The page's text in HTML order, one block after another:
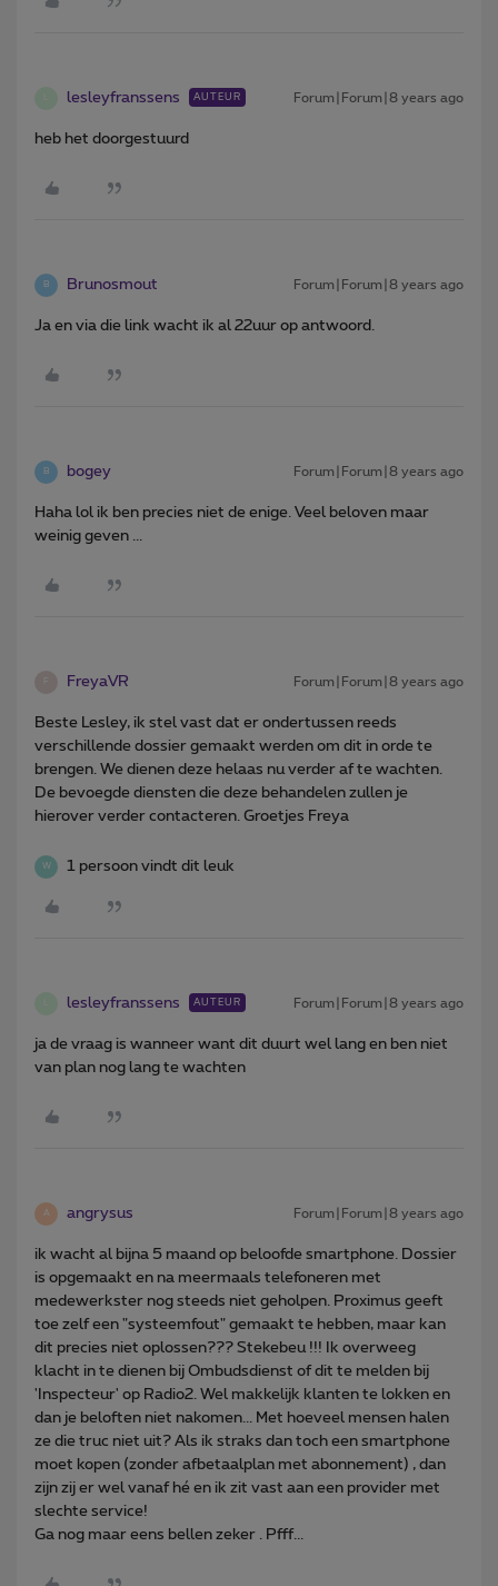
lesleyfranssens AUTEUR Forum|Forum|8 years ago
heb het doorgestuurd
B Brunosmout Forum|Forum|8 years ago
Ja en via die link wacht ik al 22uur op antwoord.
B bogey Forum|Forum|8 years ago
Haha lol ik ben precies niet de enige. Veel beloven maar
weinig geven ...
FreyaVR Forum|Forum|8 years ago
Beste Lesley, ik stel vast dat er ondertussen reeds
verschillende dossier gemaakt werden om dit in orde te
brengen. We dienen deze helaas nu verder af te wachten.
De bevoegde diensten die deze behandelen zullen je
hierover verder contacteren. Groetjes Freya
W 1 persoon vindt dit leuk
lesleyfranssens AUTEUR Forum|Forum|8 years ago
ja de vraag is wanneer want dit duurt wel lang en ben niet
van plan nog lang te wachten
A angrysus Forum|Forum|8 years ago
ik wacht al bijna 5 maand op beloofde smartphone. Dossier
is opgemaakt en na meermaals telefoneren met
medewerkster nog steeds niet geholpen. Proximus geeft
toe zelf een "systeemfout" gemaakt te hebben, maar kan
dit precies niet oplossen??? Stekebeu !!! Ik overweeg
klacht in te dienen bij Ombudsdienst of dit te melden bij
'Inspecteur' op Radio2. Wel makkelijk klanten te lokken en
dan je beloften niet nakomen... Met hoeveel mensen halen
ze die truc niet uit? Als ik straks dan toch een smartphone
moet kopen (zonder afbetaalplan met abonnement) , dan
zijn zij er wel vanaf hé en ik zit vast aan een provider met
slechte service!
Ga nog maar eens bellen zeker . Pfff...